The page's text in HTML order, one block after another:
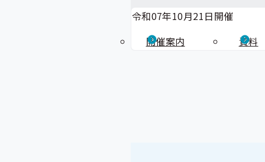
令和07年10月21日開催
開催案内
資料